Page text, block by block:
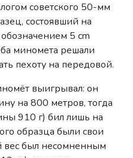
советского 50-мм
состоявший на
5 cm
миномета решали
пехоту на передовой.
выигрывал: он
на 800 метров, тогда
910 г) бил лишь на
образца были свои
вес был несомненным